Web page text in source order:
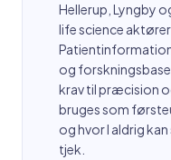
Hellerup, Lyngby
life science aktører
og
krav til præcision
bruges som
og hvor I aldrig
tjek.